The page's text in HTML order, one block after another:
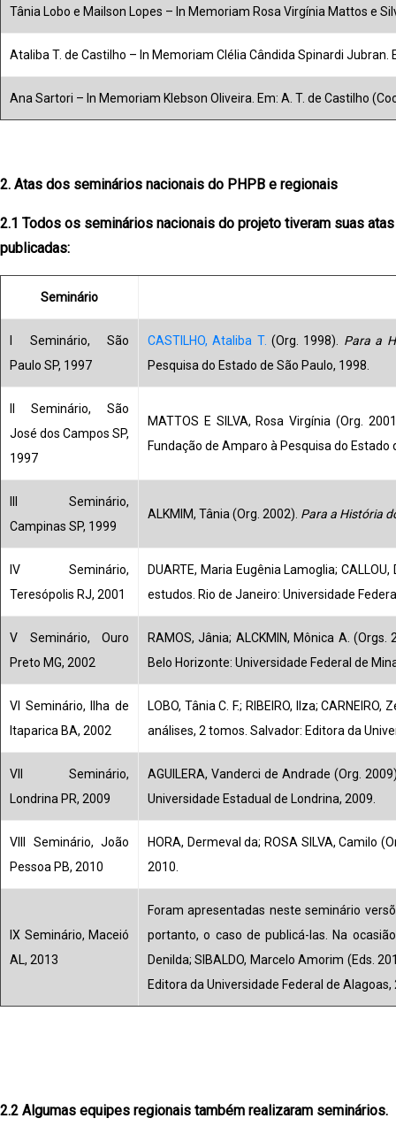
Tânia Lobo e Mailson Lopes – In Memoriam Rosa Virgínia Mattos e
Ataliba T. de Castilho – In Memoriam Clélia Cândida Spinardi Jubran.
Ana Sartori – In Memoriam Klebson Oliveira. Em: A. T. de Castilho
2. Atas dos seminários nacionais do PHPB e regionais
2.1 Todos os seminários nacionais do projeto tiveram suas atas
publicadas:
Seminário
I Seminário, São
Paulo SP, 1997
CASTILHO, Ataliba T. (Org. 1998). Para a
Pesquisa do Estado de São Paulo, 1998.
II Seminário, São
José dos Campos SP,
1997
MATTOS E SILVA, Rosa Virgínia (Org.
Fundação de Amparo à Pesquisa do Estado
III Seminário,
Campinas SP, 1999
ALKMIM, Tânia (Org. 2002). Para a História
IV Seminário,
Teresópolis RJ, 2001
DUARTE, Maria Eugênia Lamoglia;
estudos. Rio de Janeiro: Universidade
V Seminário, Ouro
Preto MG, 2002
RAMOS, Jânia; ALCKMIN, Mônica A. (Orgs.
Belo Horizonte: Universidade Federal de
VI Seminário, Ilha de
Itaparica BA, 2002
LOBO, Tânia C. F.; RIBEIRO, Ilza;
análises, 2 tomos. Salvador: Editora da
VII Seminário,
Londrina PR, 2009
AGUILERA, Vanderci de Andrade (Org.
Universidade Estadual de Londrina, 2009.
VIII Seminário, João
Pessoa PB, 2010
HORA, Dermeval da; ROSA SILVA, Camilo
2010.
IX Seminário, Maceió
AL, 2013
Foram apresentadas neste seminário
portanto, o caso de publicá-las. Na
Denilda; SIBALDO, Marcelo Amorim (Eds.
Editora da Universidade Federal de
2.2 Algumas equipes regionais também realizaram seminários.